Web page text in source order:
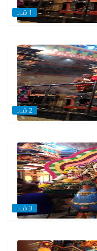
படம் 1
படம் 2
படம் 3